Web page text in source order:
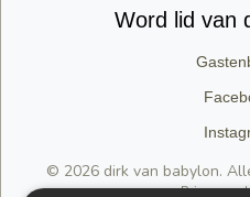
Word lid van
© 2026 dirk van babylon.